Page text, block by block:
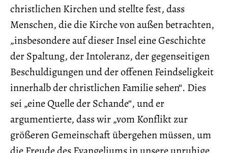
christlichen Kirchen und stellte fest, dass
Menschen, die die Kirche von außen betrachten,
„insbesondere auf dieser Insel eine Geschichte
der Spaltung, der Intoleranz, der gegenseitigen
Beschuldigungen und der offenen Feindseligkeit
innerhalb der christlichen Familie sehen“. Dies
sei „eine Quelle der Schande“, und er
argumentierte, dass wir „vom Konflikt zur
größeren Gemeinschaft übergehen müssen, um